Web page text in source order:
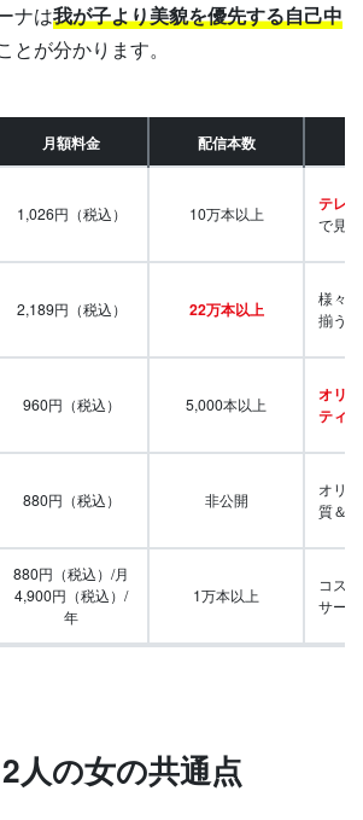
ナは我が子より美貌を優先する自己中
とが分かります。
月額料金 配信本数
1,026円（税込） 10万本以上 テレビ
で見
2,189円（税込） 22万本以上
様々
揃う
960円（税込） 5,000本以上
オリ
ティ
880円（税込） 非公開
オリ
質＆
880円（税込）/月
4,900円（税込）/
年
1万本以上
コス
サー
人の女の共通点